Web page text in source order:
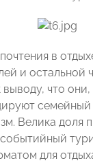
в
и остальной
что они,
Велика доля
для